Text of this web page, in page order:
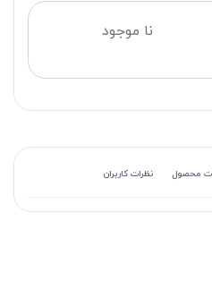
نا موجود
محصول نظرات کاربران